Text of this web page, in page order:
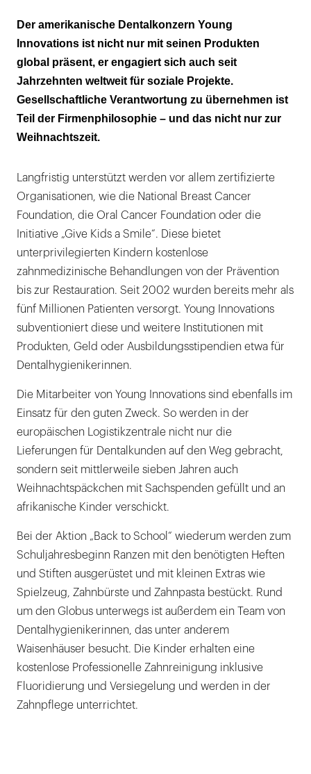
3Der amerikanische Dentalkonzern Young
Innovations ist nicht nur mit seinen Produkten
global präsent, er engagiert sich auch seit
Jahrzehnten weltweit für soziale Projekte.
Gesellschaftliche Verantwortung zu übernehmen ist
Teil der Firmenphilosophie – und das nicht nur zur
Weihnachtszeit.
Langfristig unterstützt werden vor allem zertifizierte
Organisationen, wie die National Breast Cancer
Foundation, die Oral Cancer Foundation oder die
Initiative „Give Kids a Smile“. Diese bietet
unterprivilegierten Kindern kostenlose
zahnmedizinische Behandlungen von der Prävention
bis zur Restauration. Seit 2002 wurden bereits mehr als
fünf Millionen Patienten versorgt. Young Innovations
subventioniert diese und weitere Institutionen mit
Produkten, Geld oder Ausbildungsstipendien etwa für
Dentalhygienikerinnen.
Die Mitarbeiter von Young Innovations sind ebenfalls im
Einsatz für den guten Zweck. So werden in der
europäischen Logistikzentrale nicht nur die
Lieferungen für Dentalkunden auf den Weg gebracht,
sondern seit mittlerweile sieben Jahren auch
Weihnachtspäckchen mit Sachspenden gefüllt und an
afrikanische Kinder verschickt.
Bei der Aktion „Back to School“ wiederum werden zum
Schuljahresbeginn Ranzen mit den benötigten Heften
und Stiften ausgerüstet und mit kleinen Extras wie
Spielzeug, Zahnbürste und Zahnpasta bestückt. Rund
um den Globus unterwegs ist außerdem ein Team von
Dentalhygienikerinnen, das unter anderem
Waisenhäuser besucht. Die Kinder erhalten eine
kostenlose Professionelle Zahnreinigung inklusive
Fluoridierung und Versiegelung und werden in der
Zahnpflege unterrichtet.